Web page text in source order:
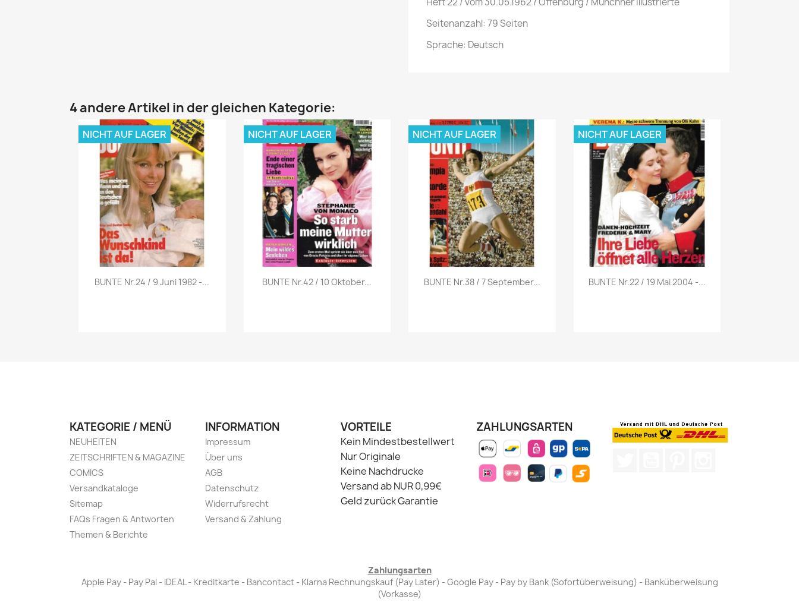
Seitenanzahl: 79 Seiten
Sprache: Deutsch
4 andere Artikel in der gleichen Kategorie:
Vorschau
BUNTE Nr.24 / 9 Juni 1982 -...
NICHT AUF LAGER
Vorschau
BUNTE Nr.42 / 10 Oktober...
NICHT AUF LAGER
Vorschau
BUNTE Nr.38 / 7 September...
NICHT AUF LAGER
Vorschau
BUNTE Nr.22 / 19 Mai 2004 -...
NICHT AUF LAGER
KATEGORIE / MENÜ
NEUHEITEN
ZEITSCHRIFTEN & MAGAZINE
COMICS
Versandkataloge
Sitemap
FAQs Fragen & Antworten
Themen & Berichte
INFORMATION
Impressum
Über uns
AGB
Datenschutz
Widerrufsrecht
Versand & Zahlung
VORTEILE
Kein Mindestbestellwert
Nur Originale
Keine Nachdrucke
Versand ab NUR 0,99€
Geld zurück Garantie
ZAHLUNGSARTEN
Zahlungsarten
Apple Pay - Pay Pal - iDEAL - Kreditkarte - Bancontact - Klarna Rechnungskauf (Pay Later) - Google Pay - Pay by Bank (Sofortüberweisung) - Banküberweisung
(Vorkasse)